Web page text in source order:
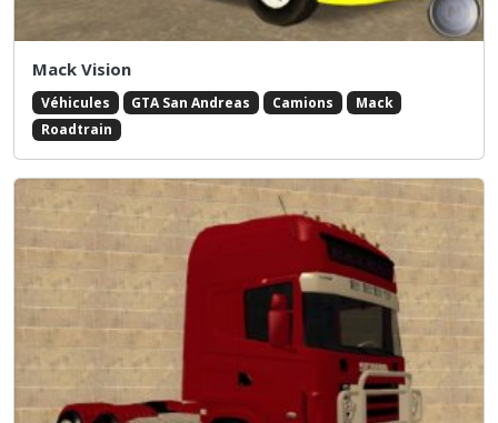
Mack Vision
Véhicules GTA San Andreas Camions
Mack
Roadtrain